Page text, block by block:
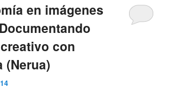
en imágenes
con
(Nerua)